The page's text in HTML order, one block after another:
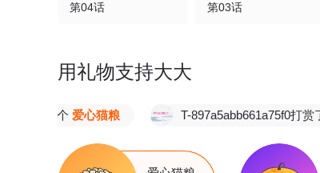
第04话 第03话
用礼物支持大大
爱心猫粮 T-897a5abb661a75f0打赏了1